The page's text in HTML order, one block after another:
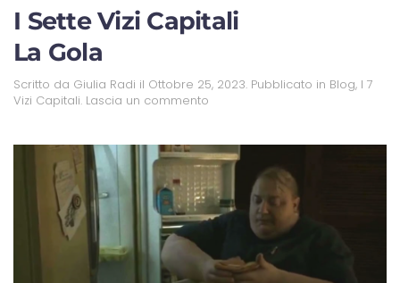
I Sette Vizi Capitali
La Gola
Scritto da Giulia Radi il Ottobre 25, 2023. Pubblicato in Blog, I 7
Vizi Capitali. Lascia un commento